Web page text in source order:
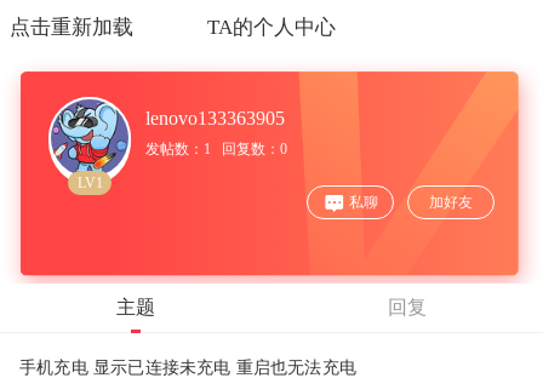
点击重新加载 TA的个人中心
LV1
lenovo133363905
发帖数：1 回复数：0
私聊 加好友
主题 回复
手机充电 显示已连接未充电 重启也无法充电